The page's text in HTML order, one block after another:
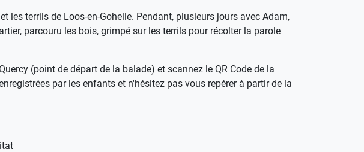
les terrils de Loos-en-Gohelle. Pendant, plusieurs jours avec Adam,
parcouru les bois, grimpé sur les terrils pour récolter la parole
(point de départ de la balade) et scannez le QR Code de la
par les enfants et n'hésitez pas vous repérer à partir de la